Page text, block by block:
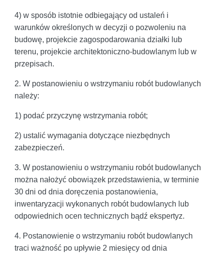
4) w sposób istotnie odbiegający od ustaleń i
warunków określonych w decyzji o pozwoleniu na
budowę, projekcie zagospodarowania działki lub
terenu, projekcie architektoniczno-budowlanym lub w
przepisach.
2. W postanowieniu o wstrzymaniu robót budowlanych
należy:
1) podać przyczynę wstrzymania robót;
2) ustalić wymagania dotyczące niezbędnych
zabezpieczeń.
3. W postanowieniu o wstrzymaniu robót budowlanych
można nałożyć obowiązek przedstawienia, w terminie
30 dni od dnia doręczenia postanowienia,
inwentaryzacji wykonanych robót budowlanych lub
odpowiednich ocen technicznych bądź ekspertyz.
4. Postanowienie o wstrzymaniu robót budowlanych
traci ważność po upływie 2 miesięcy od dnia